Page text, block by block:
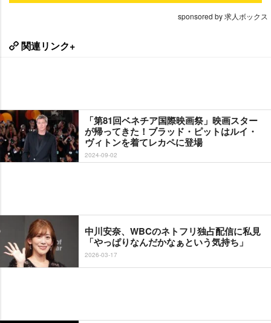
sponsored by 求人ボックス
関連リンク+
「第81回ベネチア国際映画祭」映画スター
が帰ってきた！ブラッド・ピットはルイ・
ヴィトンを着てレカペに登場
2024-09-02
中川安奈、WBCのネトフリ独占配信に私見
「やっぱりなんだかなぁという気持ち」
2026-03-17